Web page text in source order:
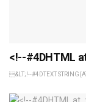
<!--#4DHTML
&LT;!--#4DTEXT